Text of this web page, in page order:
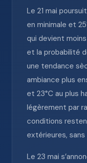
Le 21 mai
en minimale et
qui devient
et la probabilité
une tendance
ambiance plus
et 23°C au plus
légèrement par
conditions
extérieures, sans
Le 23 mai